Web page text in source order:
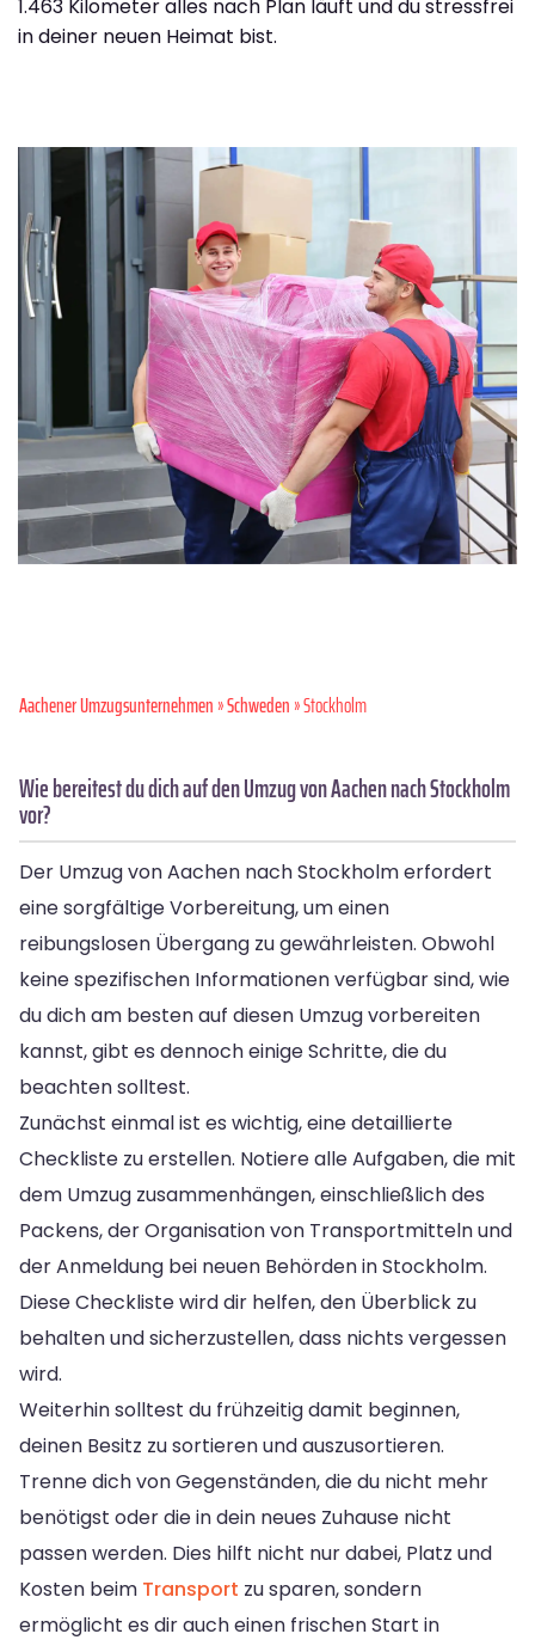
1.463 Kilometer alles nach Plan läuft und du stressfrei
in deiner neuen Heimat bist.
Aachener Umzugsunternehmen»Schweden» Stockholm
Wie bereitest du dich auf den Umzug von Aachen nach Stockholm
vor?
Der Umzug von Aachen nach Stockholm erfordert
eine sorgfältige Vorbereitung, um einen
reibungslosen Übergang zu gewährleisten. Obwohl
keine spezifischen Informationen verfügbar sind, wie
du dich am besten auf diesen Umzug vorbereiten
kannst, gibt es dennoch einige Schritte, die du
beachten solltest.
Zunächst einmal ist es wichtig, eine detaillierte
Checkliste zu erstellen. Notiere alle Aufgaben, die mit
dem Umzug zusammenhängen, einschließlich des
Packens, der Organisation von Transportmitteln und
der Anmeldung bei neuen Behörden in Stockholm.
Diese Checkliste wird dir helfen, den Überblick zu
behalten und sicherzustellen, dass nichts vergessen
wird.
Weiterhin solltest du frühzeitig damit beginnen,
deinen Besitz zu sortieren und auszusortieren.
Trenne dich von Gegenständen, die du nicht mehr
benötigst oder die in dein neues Zuhause nicht
passen werden. Dies hilft nicht nur dabei, Platz und
Kosten beim Transport zu sparen, sondern
ermöglicht es dir auch einen frischen Start in